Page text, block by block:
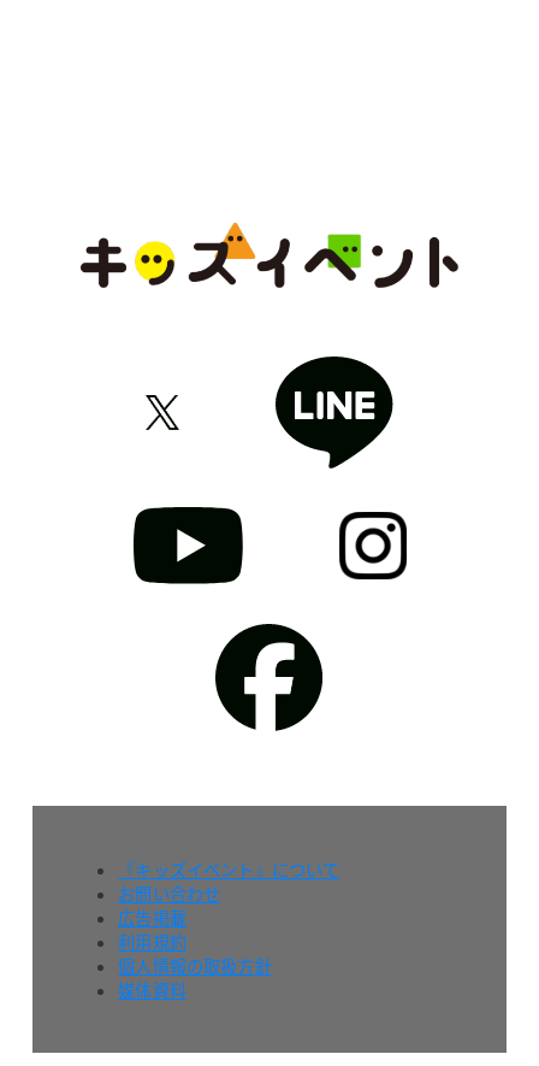
『キッズイベント』について
お問い合わせ
広告掲載
利用規約
個人情報の取扱方針
媒体資料